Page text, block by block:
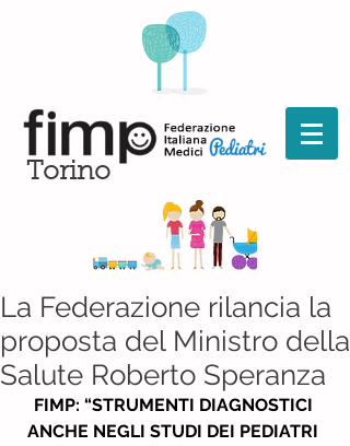
Torino
La Federazione rilancia la
proposta del Ministro della
Salute Roberto Speranza
FIMP: “STRUMENTI DIAGNOSTICI
ANCHE NEGLI STUDI DEI PEDIATRI